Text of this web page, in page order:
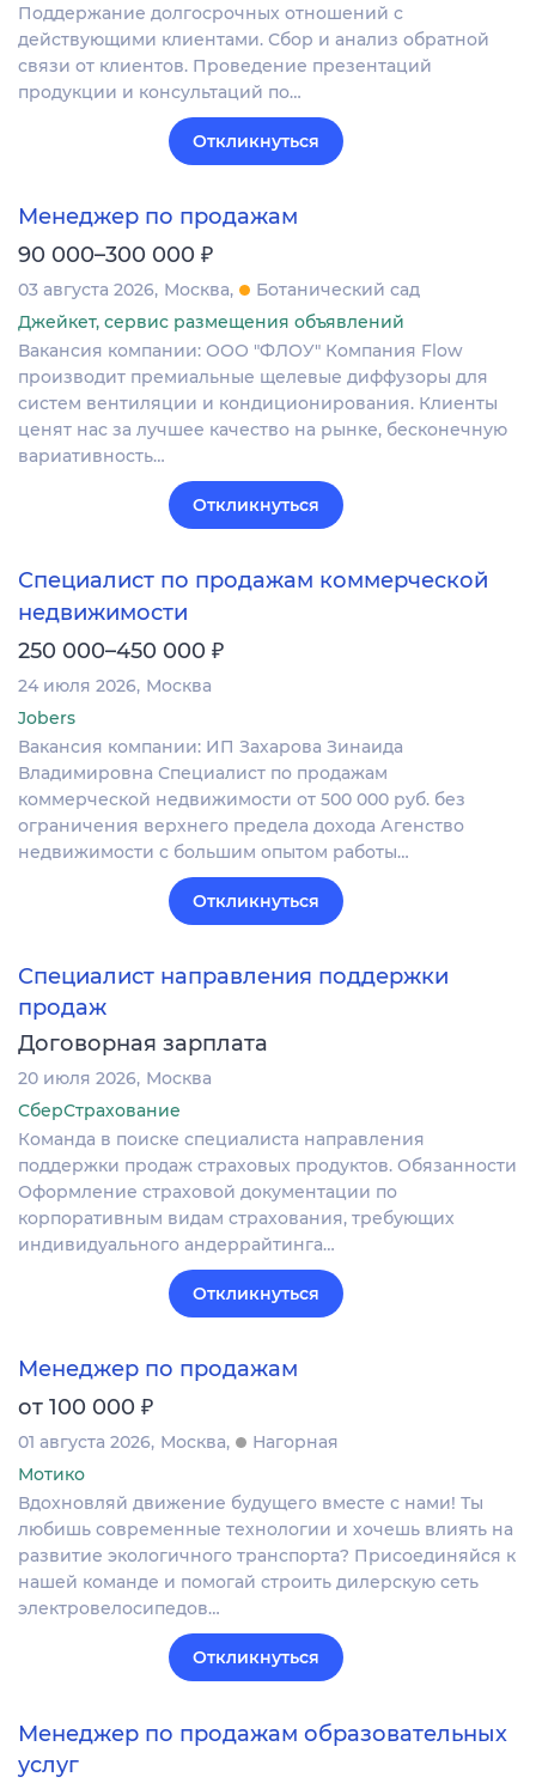
Поддержание долгосрочных отношений с
действующими клиентами. Сбор и анализ обратной
связи от клиентов. Проведение презентаций
продукции и консультаций по…
Откликнуться
Менеджер по продажам
90 000–300 000 ₽
03 августа 2026 Москва
Ботанический сад
Джейкет, сервис размещения объявлений
Вакансия компании: ООО "ФЛОУ" Компания Flow
производит премиальные щелевые диффузоры для
систем вентиляции и кондиционирования. Клиенты
ценят нас за лучшее качество на рынке, бесконечную
вариативность…
Откликнуться
Специалист по продажам коммерческой
недвижимости
250 000–450 000 ₽
24 июля 2026 Москва
Jobers
Вакансия компании: ИП Захарова Зинаида
Владимировна Специалист по продажам
коммерческой недвижимости от 500 000 руб. без
ограничения верхнего предела дохода Агенство
недвижимости с большим опытом работы…
Откликнуться
Специалист направления поддержки
продаж
Договорная зарплата
20 июля 2026 Москва
СберСтрахование
Команда в поиске специалиста направления
поддержки продаж страховых продуктов. Обязанности
Оформление страховой документации по
корпоративным видам страхования, требующих
индивидуального андеррайтинга…
Откликнуться
Менеджер по продажам
от 100 000 ₽
01 августа 2026 Москва
Нагорная
Мотико
Вдохновляй движение будущего вместе с нами! Ты
любишь современные технологии и хочешь влиять на
развитие экологичного транспорта? Присоединяйся к
нашей команде и помогай строить дилерскую сеть
электровелосипедов…
Откликнуться
Менеджер по продажам образовательных
услуг